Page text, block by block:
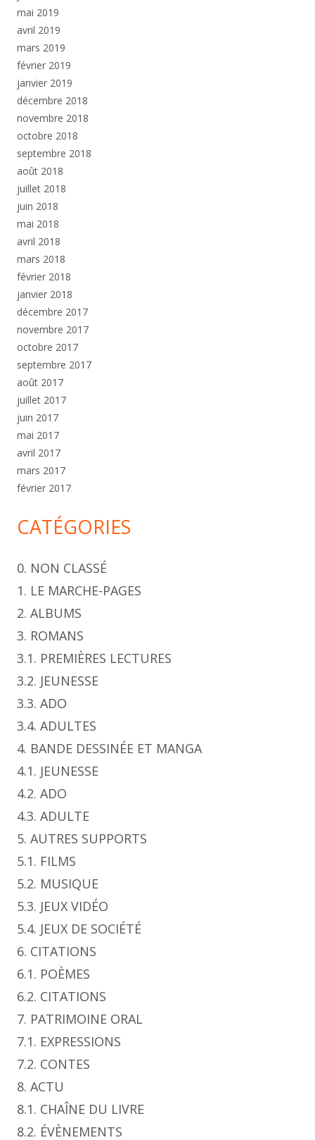
mai 2019
avril 2019
mars 2019
février 2019
janvier 2019
décembre 2018
novembre 2018
octobre 2018
septembre 2018
août 2018
juillet 2018
juin 2018
mai 2018
avril 2018
mars 2018
février 2018
janvier 2018
décembre 2017
novembre 2017
octobre 2017
septembre 2017
août 2017
juillet 2017
juin 2017
mai 2017
avril 2017
mars 2017
février 2017
CATÉGORIES
0. NON CLASSÉ
1. LE MARCHE-PAGES
2. ALBUMS
3. ROMANS
3.1. PREMIÈRES LECTURES
3.2. JEUNESSE
3.3. ADO
3.4. ADULTES
4. BANDE DESSINÉE ET MANGA
4.1. JEUNESSE
4.2. ADO
4.3. ADULTE
5. AUTRES SUPPORTS
5.1. FILMS
5.2. MUSIQUE
5.3. JEUX VIDÉO
5.4. JEUX DE SOCIÉTÉ
6. CITATIONS
6.1. POÈMES
6.2. CITATIONS
7. PATRIMOINE ORAL
7.1. EXPRESSIONS
7.2. CONTES
8. ACTU
8.1. CHAÎNE DU LIVRE
8.2. ÉVÈNEMENTS